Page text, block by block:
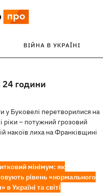
ВІЙНА В УКРАЇНІ
24 години
у Буковелі перетворилися на
ріки – потужний грозовий
накоїв лиха на Франківщині
мінімум: як
рівень «нормального
в Україні та світі